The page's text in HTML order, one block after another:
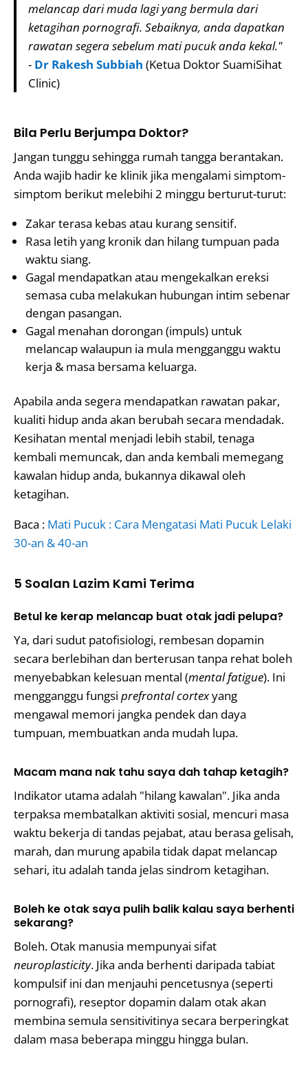
melancap dari muda lagi yang bermula dari
ketagihan pornografi. Sebaiknya, anda dapatkan
rawatan segera sebelum mati pucuk anda kekal."
- Dr Rakesh Subbiah (Ketua Doktor SuamiSihat
Clinic)
Bila Perlu Berjumpa Doktor?
Jangan tunggu sehingga rumah tangga berantakan.
Anda wajib hadir ke klinik jika mengalami simptom-
simptom berikut melebihi 2 minggu berturut-turut:
Zakar terasa kebas atau kurang sensitif.
Rasa letih yang kronik dan hilang tumpuan pada
waktu siang.
Gagal mendapatkan atau mengekalkan ereksi
semasa cuba melakukan hubungan intim sebenar
dengan pasangan.
Gagal menahan dorongan (impuls) untuk
melancap walaupun ia mula mengganggu waktu
kerja & masa bersama keluarga.
Apabila anda segera mendapatkan rawatan pakar,
kualiti hidup anda akan berubah secara mendadak.
Kesihatan mental menjadi lebih stabil, tenaga
kembali memuncak, dan anda kembali memegang
kawalan hidup anda, bukannya dikawal oleh
ketagihan.
Baca : Mati Pucuk : Cara Mengatasi Mati Pucuk Lelaki
30-an & 40-an
5 Soalan Lazim Kami Terima
Betul ke kerap melancap buat otak jadi pelupa?
Ya, dari sudut patofisiologi, rembesan dopamin
secara berlebihan dan berterusan tanpa rehat boleh
menyebabkan kelesuan mental (mental fatigue). Ini
mengganggu fungsi prefrontal cortexyang
mengawal memori jangka pendek dan daya
tumpuan, membuatkan anda mudah lupa.
Macam mana nak tahu saya dah tahap ketagih?
Indikator utama adalah "hilang kawalan". Jika anda
terpaksa membatalkan aktiviti sosial, mencuri masa
waktu bekerja di tandas pejabat, atau berasa gelisah,
marah, dan murung apabila tidak dapat melancap
sehari, itu adalah tanda jelas sindrom ketagihan.
Boleh ke otak saya pulih balik kalau saya berhenti
sekarang?
Boleh. Otak manusia mempunyai sifat
neuroplasticity. Jika anda berhenti daripada tabiat
kompulsif ini dan menjauhi pencetusnya (seperti
pornografi), reseptor dopamin dalam otak akan
membina semula sensitivitinya secara berperingkat
dalam masa beberapa minggu hingga bulan.